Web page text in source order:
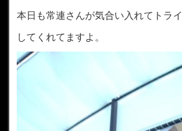
本日も常連さんが気合い入れてトライ
してくれてますよ。